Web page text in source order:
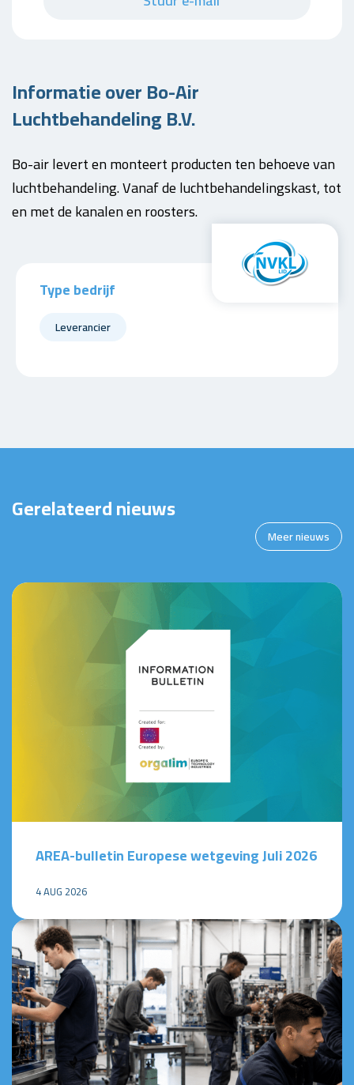
Informatie over Bo-Air
Luchtbehandeling B.V.
Bo-air levert en monteert producten ten behoeve van
luchtbehandeling. Vanaf de luchtbehandelingskast, tot
en met de kanalen en roosters.
Type bedrijf
Leverancier
Gerelateerd nieuws
Meer nieuws
AREA-bulletin Europese wetgeving Juli 2026
4 AUG 2026